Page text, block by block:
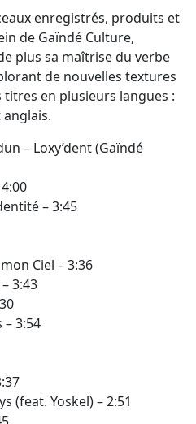
enregistrés, produits et
de Gaïndé Culture,
plus sa maîtrise du verbe
de nouvelles textures
titres en plusieurs langues :
– Loxy’dent (Gaïndé
– 3:45
Ciel – 3:36
3:43
3:54
(feat. Yoskel) – 2:51